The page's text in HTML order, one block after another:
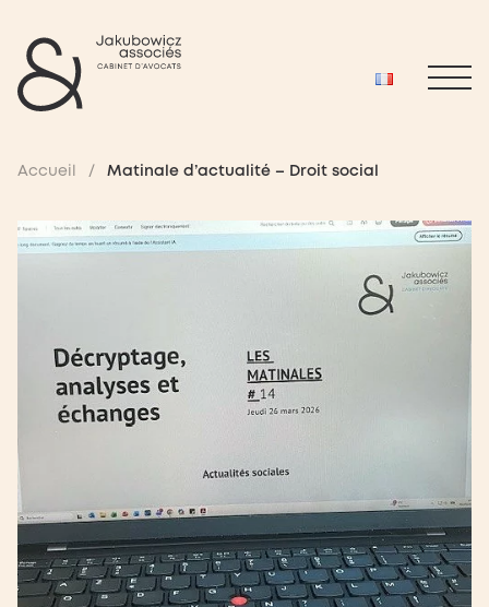
Accueil / Matinale d’actualité – Droit social